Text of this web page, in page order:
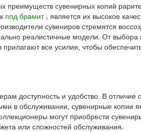
преимуществ сувенирных копий
ппд брамит, является их высокое
сувениров стремятся
реалистичные модели. От выбора
все усилия, чтобы
доступность и удобство. В отличие
в обслуживании, сувенирные копии
могут приобрести
или сложностей обслуживания.